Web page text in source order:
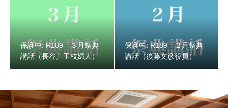
保護中: R189 ３月祭典
講話（長谷川玉枝婦人）
保護中: R189 ２月祭典
講話（後藤文彦役員）